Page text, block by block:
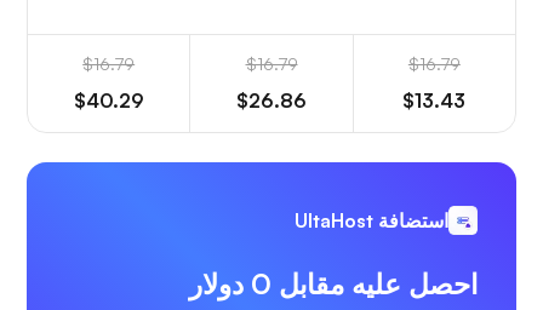
$16.79
$13.43
$16.79
$26.86
$16.79
$40.29
استضافة UltaHost
احصل عليه مقابل 0 دولار